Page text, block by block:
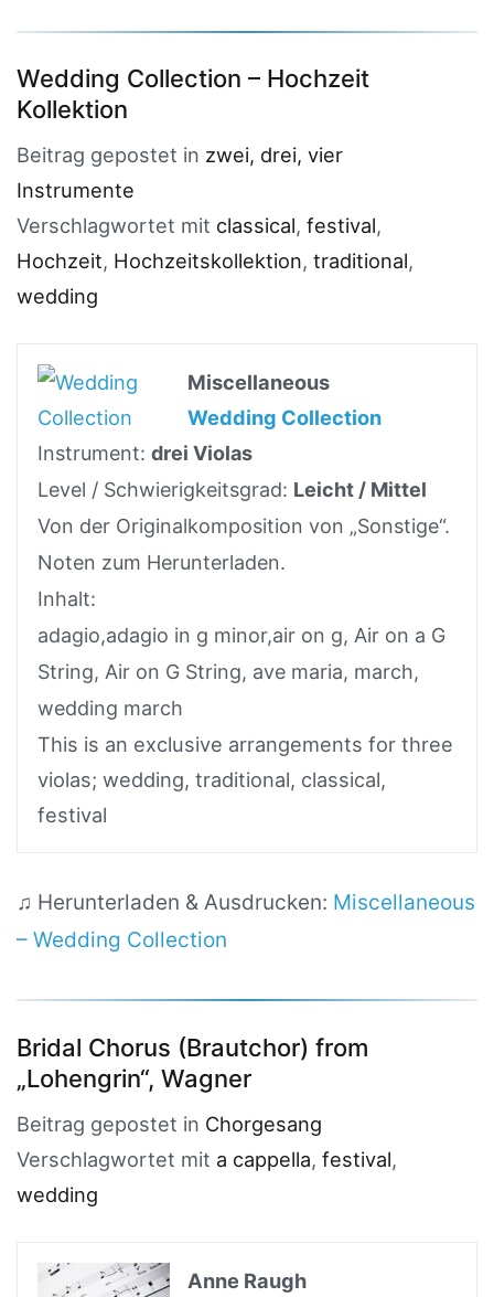
Wedding Collection – Hochzeit
Kollektion
Beitrag gepostet in zwei, drei, vier
Instrumente
Verschlagwortet mit classical, festival,
Hochzeit, Hochzeitskollektion, traditional,
wedding
Miscellaneous
Wedding Collection
Instrument:drei Violas
Level / Schwierigkeitsgrad: Leicht / Mittel
Von der Originalkomposition von „Sonstige“.
Noten zum Herunterladen.
Inhalt:
adagio,adagio in g minor,air on g, Air on a G
String, Air on G String, ave maria, march,
wedding march
This is an exclusive arrangements for three
violas; wedding, traditional, classical,
festival
♫ Herunterladen & Ausdrucken: Miscellaneous
– Wedding Collection
Bridal Chorus (Brautchor) from
„Lohengrin“, Wagner
Beitrag gepostet in Chorgesang
Verschlagwortet mit a cappella, festival,
wedding
Anne Raugh